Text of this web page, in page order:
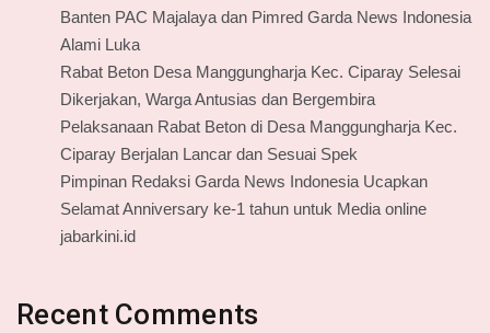
Banten PAC Majalaya dan Pimred Garda News Indonesia
Alami Luka
Rabat Beton Desa Manggungharja Kec. Ciparay Selesai
Dikerjakan, Warga Antusias dan Bergembira
Pelaksanaan Rabat Beton di Desa Manggungharja Kec.
Ciparay Berjalan Lancar dan Sesuai Spek
Pimpinan Redaksi Garda News Indonesia Ucapkan
Selamat Anniversary ke-1 tahun untuk Media online
jabarkini.id
Recent Comments